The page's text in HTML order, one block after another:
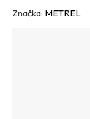
Značka: METREL